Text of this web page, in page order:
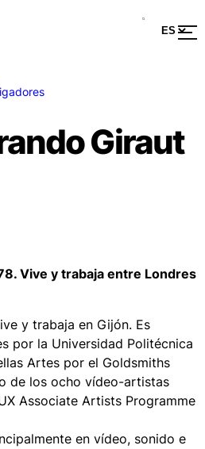
Giraut
Vive y trabaja entre Londres
y trabaja en Gijón. Es
por la Universidad Politécnica
Artes por el Goldsmiths
de los ocho vídeo-artistas
Associate Artists Programme
en vídeo, sonido e